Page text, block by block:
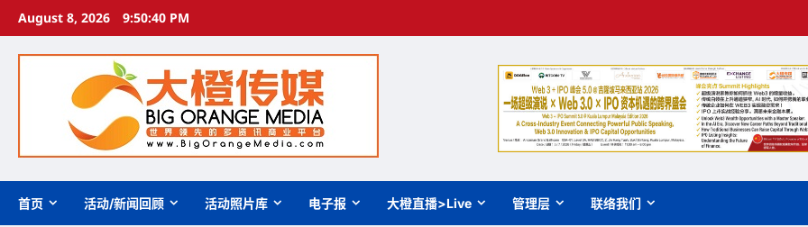
Skip
content
August 8, 2026 9:50:41 PM
首页 活动/新闻回顾 活动照片库 电子报 大橙直播>Live 管理层 联络我们